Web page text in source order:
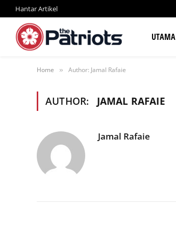
Hantar Artikel
UTAMA
Home » Author: Jamal Rafaie
AUTHOR: JAMAL RAFAIE
Jamal Rafaie